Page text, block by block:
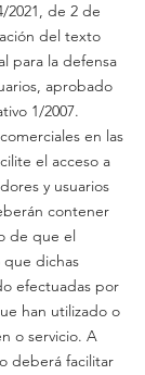
2021, de 2 de
del texto
para la defensa
aprobado
1/2007.
en las
el acceso a
y usuarios
contener
de que el
dichas
efectuadas por
han utilizado o
o servicio. A
deberá facilitar